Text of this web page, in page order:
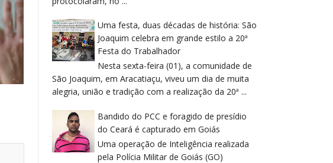
Uma festa, duas décadas de história: São
Joaquim celebra em grande estilo a 20ª
Festa do Trabalhador
Nesta sexta-feira (01), a comunidade de
São Joaquim, em Aracatiaçu, viveu um dia de muita
alegria, união e tradição com a realização da 20ª ...
Bandido do PCC e foragido de presídio
do Ceará é capturado em Goiás
Uma operação de Inteligência realizada
pela Polícia Militar de Goiás (GO)